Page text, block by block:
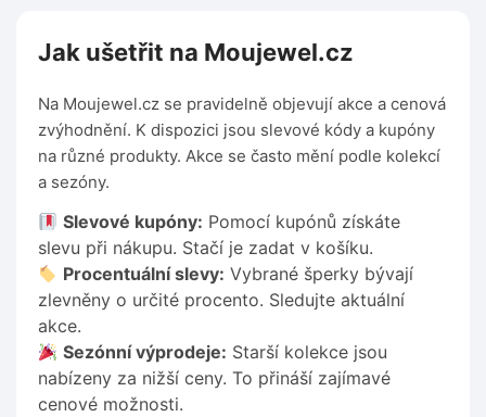
Jak ušetřit na Moujewel.cz
Na Moujewel.cz se pravidelně objevují akce a cenová
zvýhodnění. K dispozici jsou slevové kódy a kupóny
na různé produkty. Akce se často mění podle kolekcí
a sezóny.
Slevové kupóny: Pomocí kupónů získáte
slevu při nákupu. Stačí je zadat v košíku.
Procentuální slevy: Vybrané šperky bývají
zlevněny o určité procento. Sledujte aktuální
akce.
Sezónní výprodeje: Starší kolekce jsou
nabízeny za nižší ceny. To přináší zajímavé
cenové možnosti.